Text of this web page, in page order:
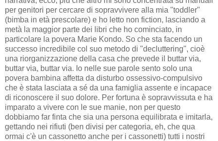
per genitori per cercare di sopravvivere alla mia "toddler"
(bimba in età prescolare) e ho letto non fiction, lasciando a
metà la maggior parte dei libri che ho cominciato, in
particolare la povera Marie Kondo. So che sta facendo un
successo incredibile col suo metodo di "decluttering", cioè
una riorganizzazione della casa che prevede il buttar via,
buttar via, buttar via. Io nelle sue parole sento solo una
povera bambina affetta da disturbo ossessivo-compulsivo
che è stata lasciata a sé da una famiglia assente e incapace
di riconoscere il suo dolore. Per fortuna è sopravvissuta e ha
imparato a vivere con le sue manie, non per questo
dobbiamo far finta che sia una persona equilibrata e imitarla,
gettando nei rifiuti (ben divisi per categoria, eh, che qua
ormai c'è un cassonetto anche per i cassonetti) tutti i nostri